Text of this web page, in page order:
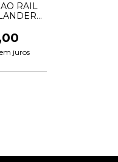
RAIL
juros